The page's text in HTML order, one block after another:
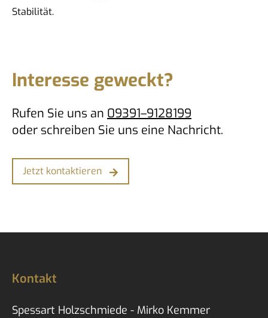
Stabilität.
Interesse geweckt?
Rufen Sie uns an 09391–9128199
oder schreiben Sie uns eine Nachricht.
Jetzt kontaktieren
Kontakt
Spessart Holzschmiede - Mirko Kemmer